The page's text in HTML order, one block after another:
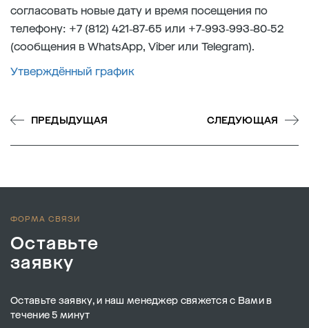
согласовать новые дату и время посещения по
телефону: +7 (812) 421‑87‑65 или +7‑993‑993‑80‑52
(сообщения в WhatsApp, Viber или Telegram).
Утверждённый график
ПРЕДЫДУЩАЯ СЛЕДУЮЩАЯ
ФОРМА СВЯЗИ
Оставьте
заявку
Оставьте заявку, и наш менеджер свяжется с Вами в
течение 5 минут